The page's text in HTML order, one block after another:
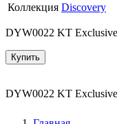
Коллекция Discovery
DYW0022 KT
Купить
DYW0022 KT